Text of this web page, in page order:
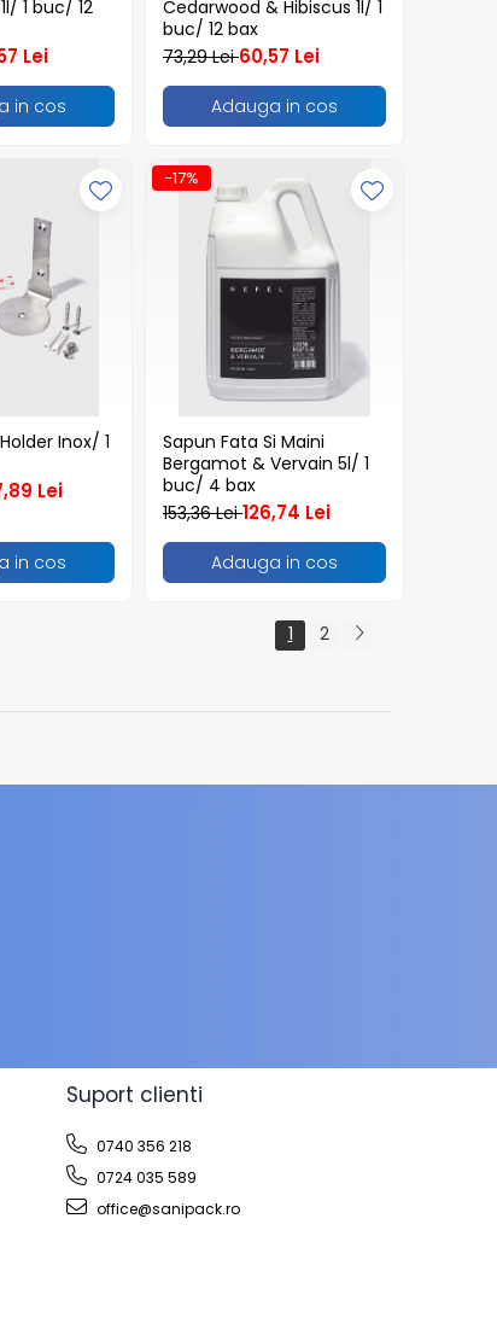
1 buc/ 12
Lei
in cos
Cedarwood & Hibiscus 1l/ 1
buc/ 12 bax
73,29 Lei60,57 Lei
Adauga in cos
Inox/ 1
Lei
in cos
-17%
Sapun Fata Si Maini
Bergamot & Vervain 5l/ 1
buc/ 4 bax
153,36 Lei126,74 Lei
Adauga in cos
1 2
Suport clienti
0740 356 218
0724 035 589
office@sanipack.ro